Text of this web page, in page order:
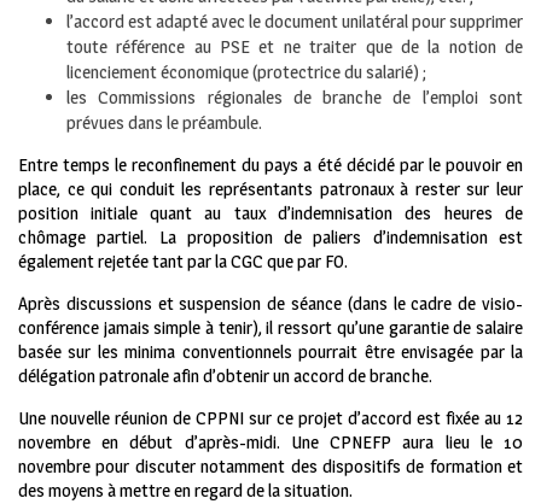
l’accord est adapté avec le document unilatéral pour supprimer
toute référence au PSE et ne traiter que de la notion de
licenciement économique (protectrice du salarié) ;
les Commissions régionales de branche de l’emploi sont
prévues dans le préambule.
Entre temps le reconfinement du pays a été décidé par le pouvoir en
place, ce qui conduit les représentants patronaux à rester sur leur
position initiale quant au taux d’indemnisation des heures de
chômage partiel. La proposition de paliers d’indemnisation est
également rejetée tant par la CGC que par FO.
Après discussions et suspension de séance (dans le cadre de visio-
conférence jamais simple à tenir), il ressort qu’une garantie de salaire
basée sur les minima conventionnels pourrait être envisagée par la
délégation patronale afin d’obtenir un accord de branche.
Une nouvelle réunion de CPPNI sur ce projet d’accord est fixée au 12
novembre en début d’après-midi. Une CPNEFP aura lieu le 10
novembre pour discuter notamment des dispositifs de formation et
des moyens à mettre en regard de la situation.